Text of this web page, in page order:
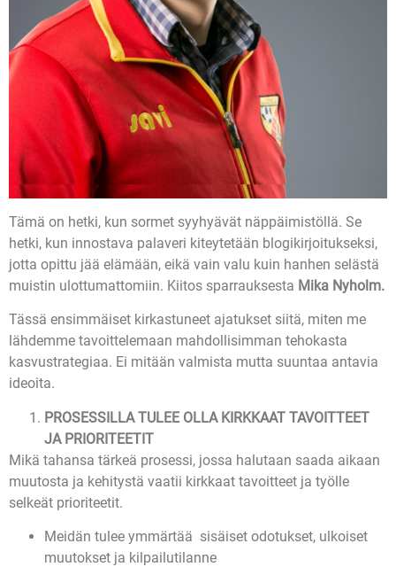
Tämä on hetki, kun sormet syyhyävät näppäimistöllä. Se
hetki, kun innostava palaveri kiteytetään blogikirjoitukseksi,
jotta opittu jää elämään, eikä vain valu kuin hanhen selästä
muistin ulottumattomiin. Kiitos sparrauksesta Mika Nyholm.
Tässä ensimmäiset kirkastuneet ajatukset siitä, miten me
lähdemme tavoittelemaan mahdollisimman tehokasta
kasvustrategiaa. Ei mitään valmista mutta suuntaa antavia
ideoita.
PROSESSILLA TULEE OLLA KIRKKAAT TAVOITTEET
JA PRIORITEETIT
Mikä tahansa tärkeä prosessi, jossa halutaan saada aikaan
muutosta ja kehitystä vaatii kirkkaat tavoitteet ja työlle
selkeät prioriteetit.
Meidän tulee ymmärtää sisäiset odotukset, ulkoiset
muutokset ja kilpailutilanne